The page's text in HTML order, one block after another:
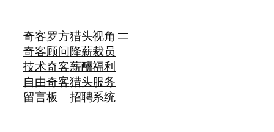
奇客罗方
奇客顾问
技术奇客
自由奇客
留言板
猎头视角
降薪裁员
薪酬福利
猎头服务
招聘系统